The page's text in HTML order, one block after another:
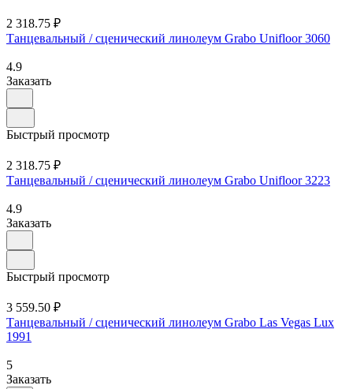
2 318.75 ₽
Танцевальный / сценический линолеум Grabo Unifloor 3060
4.9
Заказать
Быстрый просмотр
2 318.75 ₽
Танцевальный / сценический линолеум Grabo Unifloor 3223
4.9
Заказать
Быстрый просмотр
3 559.50 ₽
Танцевальный / сценический линолеум Grabo Las Vegas Lux
1991
5
Заказать